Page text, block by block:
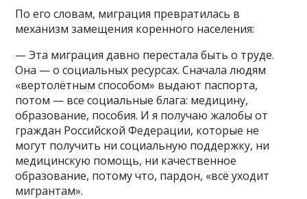
По его словам, миграция превратилась в
механизм замещения коренного населения:
— Эта миграция давно перестала быть о труде.
Она — о социальных ресурсах. Сначала людям
«вертолётным способом» выдают паспорта,
потом — все социальные блага: медицину,
образование, пособия. И я получаю жалобы от
граждан Российской Федерации, которые не
могут получить ни социальную поддержку, ни
медицинскую помощь, ни качественное
образование, потому что, пардон, «всё уходит
мигрантам».